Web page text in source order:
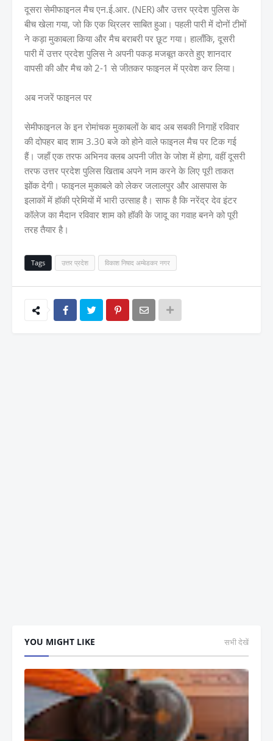
दूसरा सेमीफाइनल मैच एन.ई.आर. (NER) और उत्तर प्रदेश पुलिस के
बीच खेला गया, जो कि एक थ्रिलर साबित हुआ। पहली पारी में दोनों टीमों
ने कड़ा मुकाबला किया और मैच बराबरी पर छूट गया। हालाँकि, दूसरी
पारी में उत्तर प्रदेश पुलिस ने अपनी पकड़ मजबूत करते हुए शानदार
वापसी की और मैच को 2-1 से जीतकर फाइनल में प्रवेश कर लिया।
अब नजरें फाइनल पर
सेमीफाइनल के इन रोमांचक मुकाबलों के बाद अब सबकी निगाहें रविवार
की दोपहर बाद शाम 3.30 बजे को होने वाले फाइनल मैच पर टिक गई
हैं। जहाँ एक तरफ अभिनव क्लब अपनी जीत के जोश में होगा, वहीं दूसरी
तरफ उत्तर प्रदेश पुलिस खिताब अपने नाम करने के लिए पूरी ताकत
झोंक देगी। फाइनल मुकाबले को लेकर जलालपुर और आसपास के
इलाकों में हॉकी प्रेमियों में भारी उत्साह है। साफ है कि नरेंद्र देव इंटर
कॉलेज का मैदान रविवार शाम को हॉकी के जादू का गवाह बनने को पूरी
तरह तैयार है।
Tags उत्तर प्रदेश विकाश निषाद अम्बेडकर नगर
YOU MIGHT LIKE सभी देखें